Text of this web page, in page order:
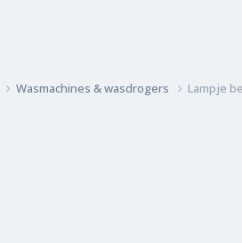
Wasmachines & wasdrogers Lampje